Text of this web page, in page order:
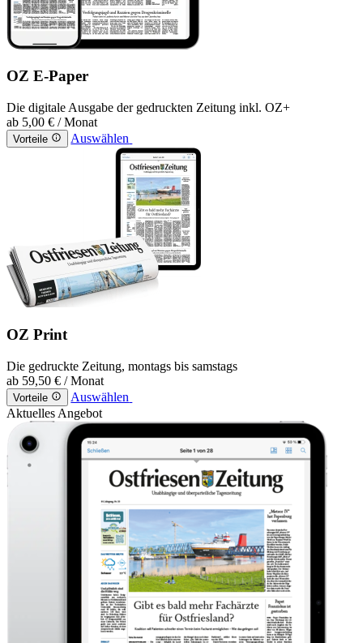
OZ E-Paper
Die digitale Ausgabe der gedruckten Zeitung inkl. OZ+
ab 5,00 € / Monat
Vorteile Auswählen
OZ Print
Die gedruckte Zeitung, montags bis samstags
ab 59,50 € / Monat
Vorteile
Auswählen
Aktuelles Angebot